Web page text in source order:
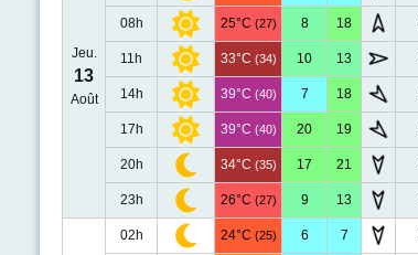
Jeu.
13
Août
08h 25°C (27) 8 18
11h 33°C (34) 10 13
14h 39°C (40) 7 18
17h 39°C (40) 20 19
20h 34°C (35) 17 21
23h 26°C (27) 9 13
02h 24°C (25) 6 7